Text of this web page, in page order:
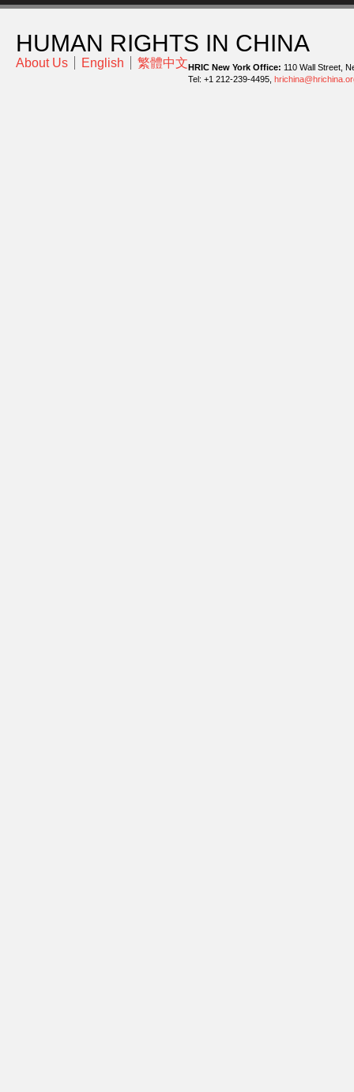
HUMAN RIGHTS IN CHINA
About Us English 繁體中文HRIC New York Office: 110 Wall Street,
Tel: +1 212-239-4495,